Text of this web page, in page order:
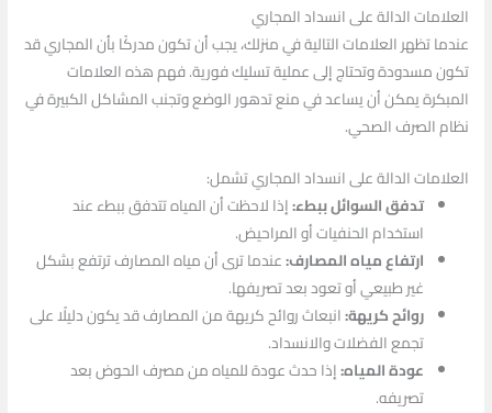
العلامات الدالة على انسداد المجاري
عندما تظهر العلامات التالية في منزلك، يجب أن تكون مدركًا بأن المجاري قد
تكون مسدودة وتحتاج إلى عملية تسليك فورية. فهم هذه العلامات
المبكرة يمكن أن يساعد في منع تدهور الوضع وتجنب المشاكل الكبيرة في
نظام الصرف الصحي.
العلامات الدالة على انسداد المجاري تشمل:
تدفق السوائل ببطء:إذا لاحظت أن المياه تتدفق ببطء عند
استخدام الحنفيات أو المراحيض.
ارتفاع مياه المصارف:عندما ترى أن مياه المصارف ترتفع بشكل
غير طبيعي أو تعود بعد تصريفها.
روائح كريهة:انبعاث روائح كريهة من المصارف قد يكون دليلًا على
تجمع الفضلات والانسداد.
عودة المياه:إذا حدث عودة للمياه من مصرف الحوض بعد
تصريفه.